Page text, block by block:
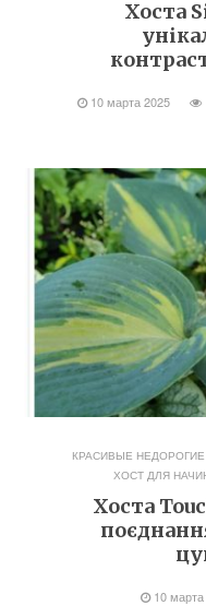
Хоста
10 марта 2025
КРАСИВЫЕ
ХОСТ ДЛЯ
Хоста
10